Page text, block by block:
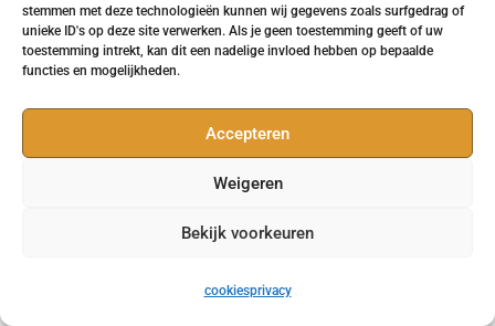
stemmen met deze technologieën kunnen wij gegevens zoals surfgedrag of
unieke ID's op deze site verwerken. Als je geen toestemming geeft of uw
toestemming intrekt, kan dit een nadelige invloed hebben op bepaalde
functies en mogelijkheden.
Accepteren
Weigeren
Bekijk voorkeuren
cookiesprivacy
Eetcafe de Basuin Leeuwarden Huizum West -
Ontwikkeling en designBrand Survivors